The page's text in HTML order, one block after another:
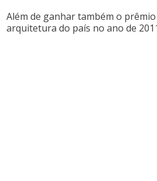
Além de ganhar também o
arquitetura do país no ano de